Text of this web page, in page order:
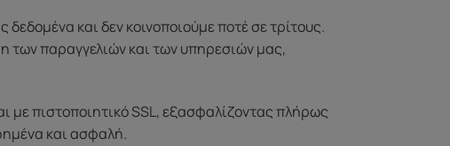
και δεν κοινοποιούμε ποτέ σε τρίτους.
των παραγγελιών και των υπηρεσιών μας,
με πιστοποιητικό SSL, εξασφαλίζοντας πλήρως
και ασφαλή.